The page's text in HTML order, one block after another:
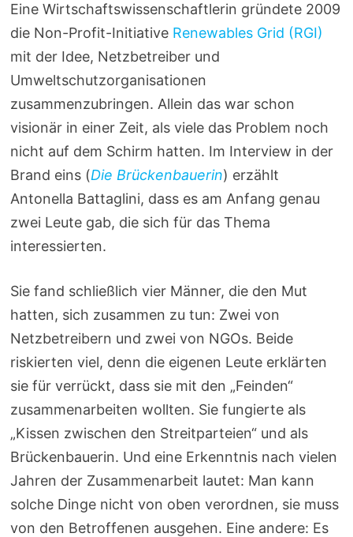
Eine Wirtschaftswissenschaftlerin gründete 2009
die Non-Profit-Initiative Renewables Grid (RGI)
mit der Idee, Netzbetreiber und
Umweltschutzorganisationen
zusammenzubringen. Allein das war schon
visionär in einer Zeit, als viele das Problem noch
nicht auf dem Schirm hatten. Im Interview in der
Brand eins (Die Brückenbauerin) erzählt
Antonella Battaglini, dass es am Anfang genau
zwei Leute gab, die sich für das Thema
interessierten.
Sie fand schließlich vier Männer, die den Mut
hatten, sich zusammen zu tun: Zwei von
Netzbetreibern und zwei von NGOs. Beide
riskierten viel, denn die eigenen Leute erklärten
sie für verrückt, dass sie mit den „Feinden“
zusammenarbeiten wollten. Sie fungierte als
„Kissen zwischen den Streitparteien“ und als
Brückenbauerin. Und eine Erkenntnis nach vielen
Jahren der Zusammenarbeit lautet: Man kann
solche Dinge nicht von oben verordnen, sie muss
von den Betroffenen ausgehen. Eine andere: Es